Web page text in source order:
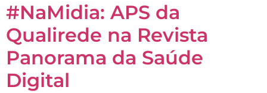
#NaMidia: APS da
Qualirede na Revista
Panorama da Saúde
Digital